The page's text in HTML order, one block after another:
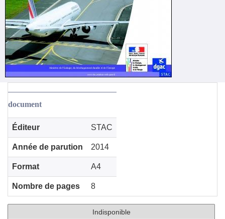
document
Éditeur STAC
Année de parution 2014
Format A4
Nombre de pages 8
Indisponible